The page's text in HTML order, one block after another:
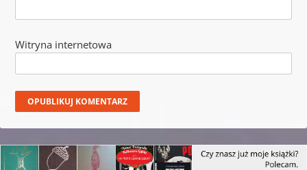
Witryna internetowa